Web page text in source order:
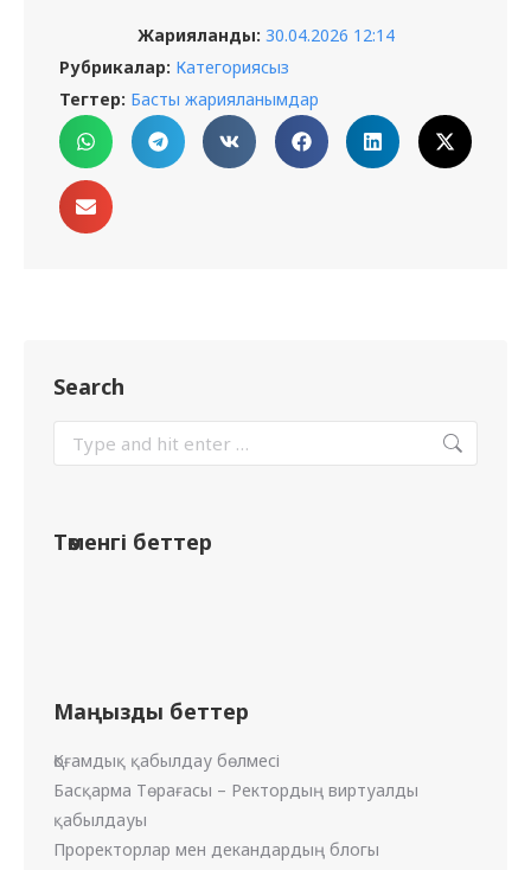
Жарияланды: 30.04.2026 12:14
Рубрикалар: Категориясыз
Тегтер: Басты жарияланымдар
Search
Төменгі беттер
Маңызды беттер
Қоғамдық қабылдау бөлмесі
Басқарма Төрағасы – Ректордың виртуалды
қабылдауы
Проректорлар мен декандардың блогы